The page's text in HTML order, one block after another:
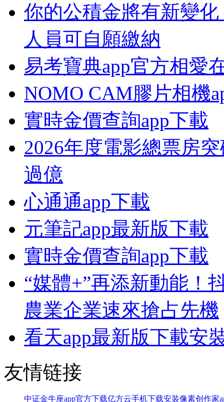
你的公積金將有新變
人員可自願繳納
易考寶典app官方相愛
NOMO CAM膠片相機
實時金價查詢app下載
2026年度電影總票房
過億
心通通app下載
元筆記app最新版下載
實時金價查詢app下載
“媒體+”再添新動能！
農業企業速來搶占先機
看天app最新版下載安
友情链接
中证金牛座app官方下载亿方云手机下载安装像素创作家